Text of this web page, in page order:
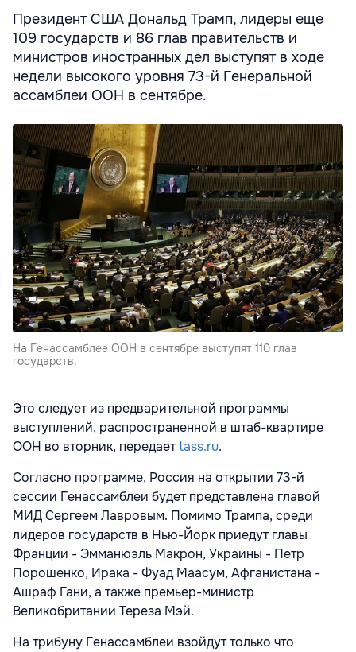
Президент США Дональд Трамп, лидеры еще
109 государств и 86 глав правительств и
министров иностранных дел выступят в ходе
недели высокого уровня 73-й Генеральной
ассамблеи ООН в сентябре.
На Генассамблее ООН в сентябре выступят 110 глав
государств.
Это следует из предварительной программы
выступлений, распространенной в штаб-квартире
ООН во вторник, передаетtass.ru.
Согласно программе, Россия на открытии 73-й
сессии Генассамблеи будет представлена главой
МИД Сергеем Лавровым. Помимо Трампа, среди
лидеров государств в Нью-Йорк приедут главы
Франции - Эмманюэль Макрон, Украины - Петр
Порошенко, Ирака - Фуад Маасум, Афганистана -
Ашраф Гани, а также премьер-министр
Великобритании Тереза Мэй.
На трибуну Генассамблеи взойдут только что